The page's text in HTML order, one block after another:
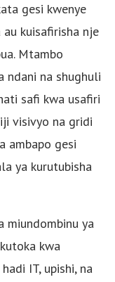
gesi kwenye
kuisafirisha nje
Mtambo
ndani na shughuli
safi kwa usafiri
visivyo na gridi
ambapo gesi
ya kurutubisha
miundombinu ya
kwa
IT, upishi, na